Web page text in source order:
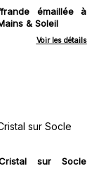
émaillée à
& Soleil
Voir les détails
sur Socle